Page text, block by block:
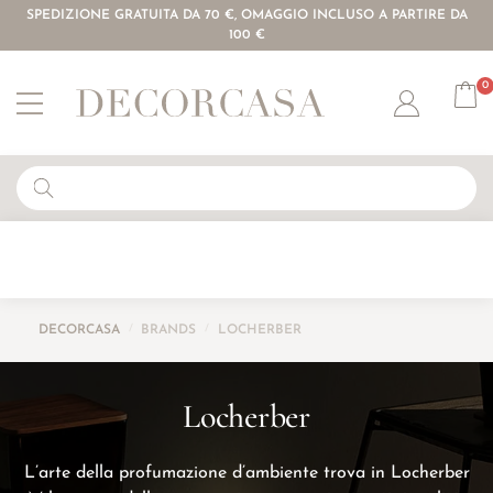
SPEDIZIONE GRATUITA DA 70 €, OMAGGIO INCLUSO A PARTIRE DA
100 €
Account
0
DECORCASA BRANDS LOCHERBER
Locherber
L’arte della profumazione d’ambiente trova in Locherber